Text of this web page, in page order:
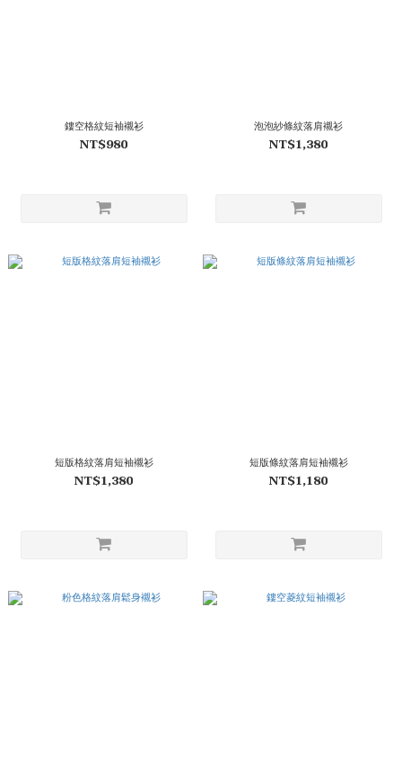
鏤空格紋短袖襯衫
NT$980
泡泡紗條紋落肩襯衫
NT$1,380
短版格紋落肩短袖襯衫
NT$1,380
短版條紋落肩短袖襯衫
NT$1,180